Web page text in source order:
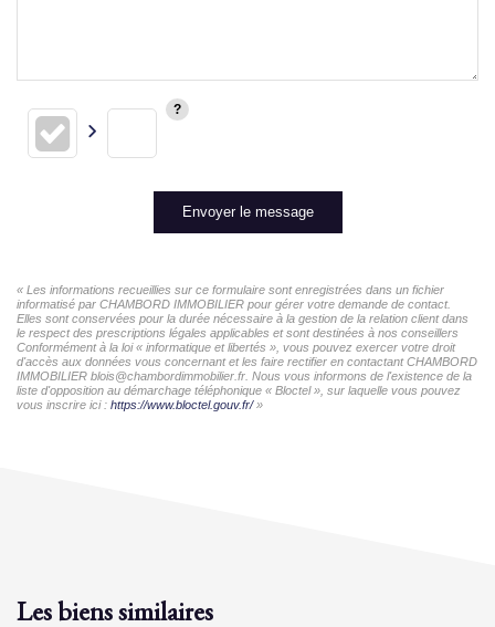
Envoyer le message
« Les informations recueillies sur ce formulaire sont enregistrées dans un fichier
informatisé par CHAMBORD IMMOBILIER pour gérer votre demande de contact.
Elles sont conservées pour la durée nécessaire à la gestion de la relation client dans
le respect des prescriptions légales applicables et sont destinées à nos conseillers
Conformément à la loi « informatique et libertés », vous pouvez exercer votre droit
d'accès aux données vous concernant et les faire rectifier en contactant CHAMBORD
IMMOBILIER blois@chambordimmobilier.fr. Nous vous informons de l'existence de la
liste d'opposition au démarchage téléphonique « Bloctel », sur laquelle vous pouvez
vous inscrire ici : https://www.bloctel.gouv.fr/»
Les biens similaires